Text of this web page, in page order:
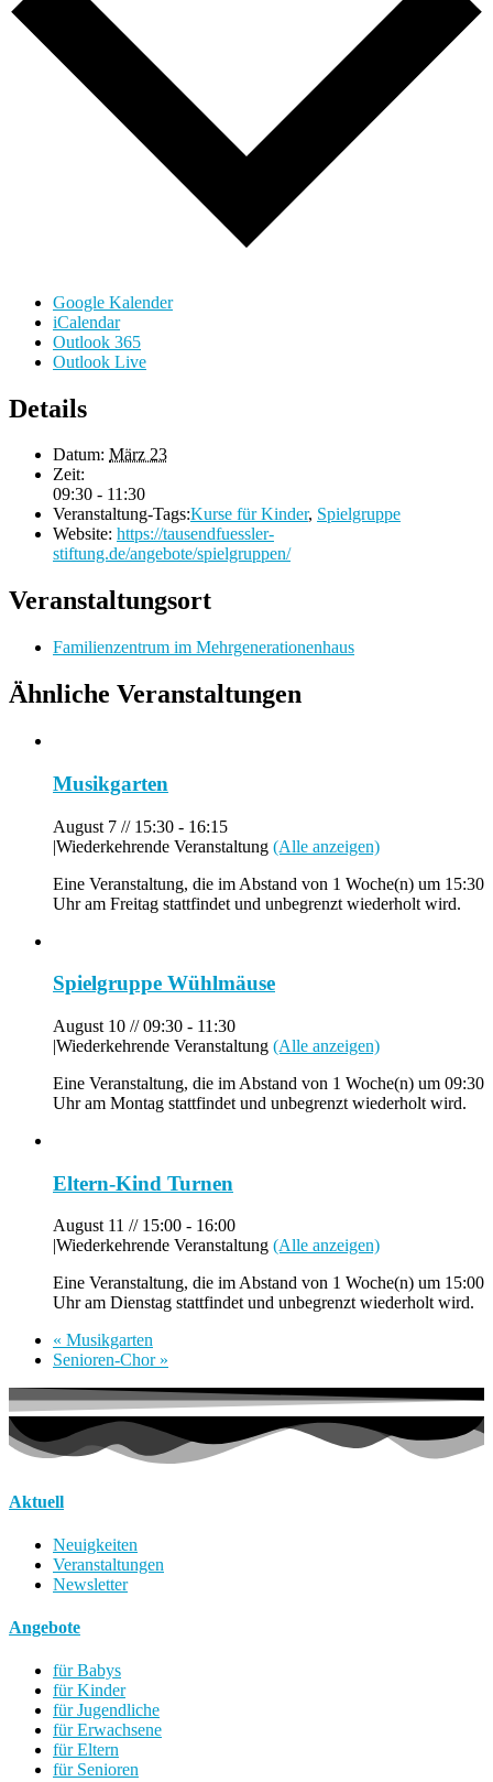
Google Kalender
iCalendar
Outlook 365
Outlook Live
Details
Datum: März 23
Zeit:
09:30 - 11:30
Veranstaltung-Tags:Kurse für Kinder, Spielgruppe
Website: https://tausendfuessler-
stiftung.de/angebote/spielgruppen/
Veranstaltungsort
Familienzentrum im Mehrgenerationenhaus
Ähnliche Veranstaltungen
Musikgarten
August 7 // 15:30 - 16:15
|Wiederkehrende Veranstaltung (Alle anzeigen)
Eine Veranstaltung, die im Abstand von 1 Woche(n) um 15:30
Uhr am Freitag stattfindet und unbegrenzt wiederholt wird.
Spielgruppe Wühlmäuse
August 10 // 09:30 - 11:30
|Wiederkehrende Veranstaltung (Alle anzeigen)
Eine Veranstaltung, die im Abstand von 1 Woche(n) um 09:30
Uhr am Montag stattfindet und unbegrenzt wiederholt wird.
Eltern-Kind Turnen
August 11 // 15:00 - 16:00
|Wiederkehrende Veranstaltung (Alle anzeigen)
Eine Veranstaltung, die im Abstand von 1 Woche(n) um 15:00
Uhr am Dienstag stattfindet und unbegrenzt wiederholt wird.
« Musikgarten
Senioren-Chor »
Aktuell
Neuigkeiten
Veranstaltungen
Newsletter
Angebote
für Babys
für Kinder
für Jugendliche
für Erwachsene
für Eltern
für Senioren